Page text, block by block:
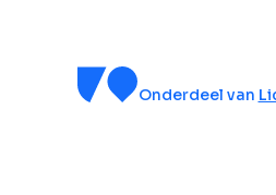
Onderdeel van